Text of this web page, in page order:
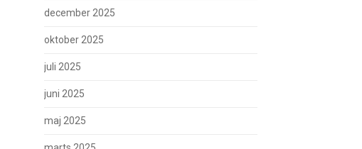
december 2025
oktober 2025
juli 2025
juni 2025
maj 2025